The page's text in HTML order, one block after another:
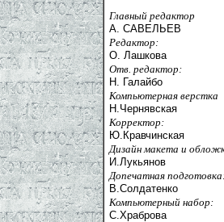
Главный редактор
А. САВЕЛЬЕВ
Редактор:
О. Лашкова
Отв. редактор:
Н. Галайбо
Компьютерная верстка
Н.Чернявская
Корректор:
Ю.Кравчинская
Дизайн макета и
И.Лукьянов
Допечатная
В.Солдатенко
Компьютерный набор:
С.Храброва